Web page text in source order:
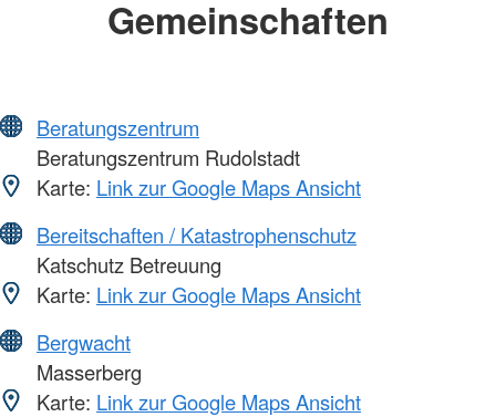
Gemeinschaften
Beratungszentrum
Beratungszentrum Rudolstadt
Karte: Link zur Google Maps Ansicht
Bereitschaften / Katastrophenschutz
Katschutz Betreuung
Karte: Link zur Google Maps Ansicht
Bergwacht
Masserberg
Karte: Link zur Google Maps Ansicht